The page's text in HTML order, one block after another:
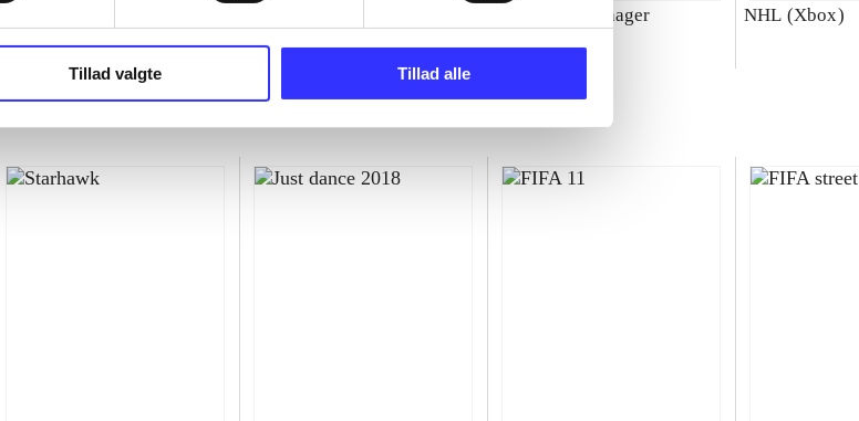
Tillad valgte Tillad alle
superbike world
Total club manager NHL (Xbox)